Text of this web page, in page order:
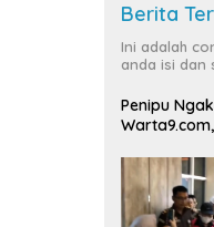
Berita
Ini adalah
anda isi dan
Penipu